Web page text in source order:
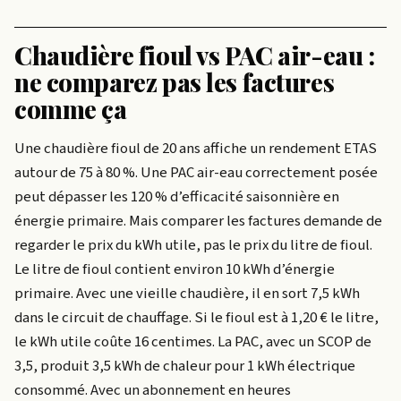
Chaudière fioul vs PAC air-eau :
ne comparez pas les factures
comme ça
Une chaudière fioul de 20 ans affiche un rendement ETAS
autour de 75 à 80 %. Une PAC air-eau correctement posée
peut dépasser les 120 % d’efficacité saisonnière en
énergie primaire. Mais comparer les factures demande de
regarder le prix du kWh utile, pas le prix du litre de fioul.
Le litre de fioul contient environ 10 kWh d’énergie
primaire. Avec une vieille chaudière, il en sort 7,5 kWh
dans le circuit de chauffage. Si le fioul est à 1,20 € le litre,
le kWh utile coûte 16 centimes. La PAC, avec un SCOP de
3,5, produit 3,5 kWh de chaleur pour 1 kWh électrique
consommé. Avec un abonnement en heures